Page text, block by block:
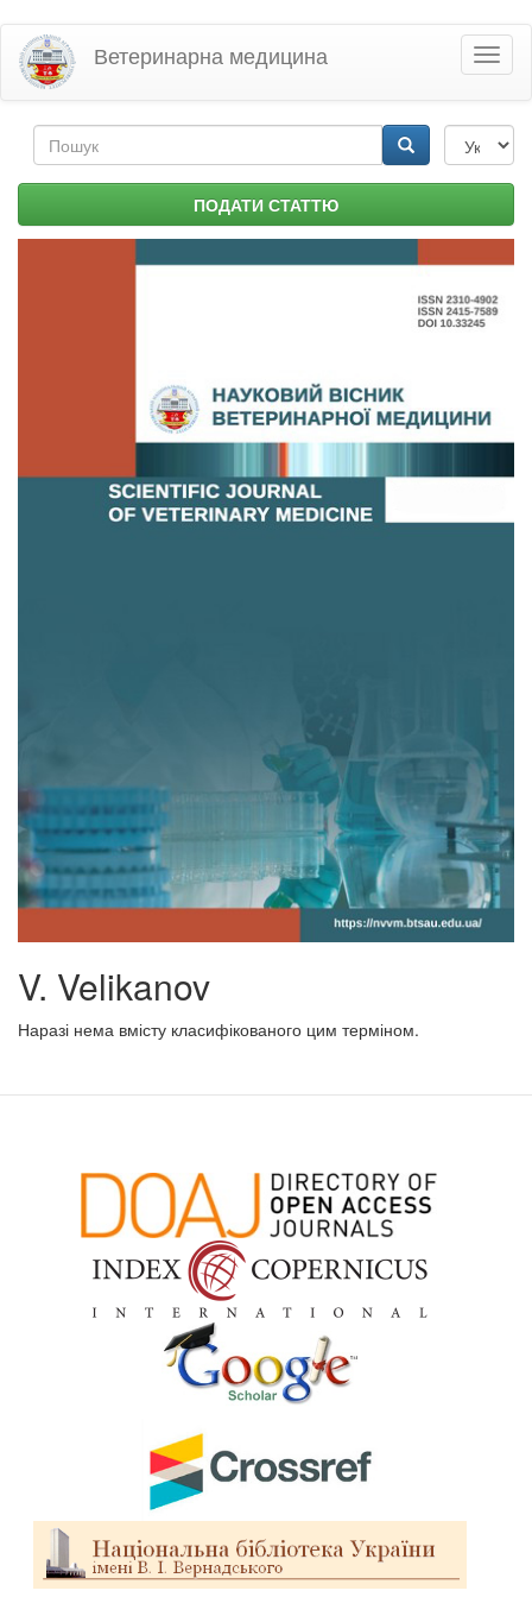
Перейти
основного
матеріалу
Ветеринарна медицина
Пошукова
форма ПОДАТИ СТАТТЮ
V. Velikanov
Наразі нема вмісту класифікованого цим терміном.